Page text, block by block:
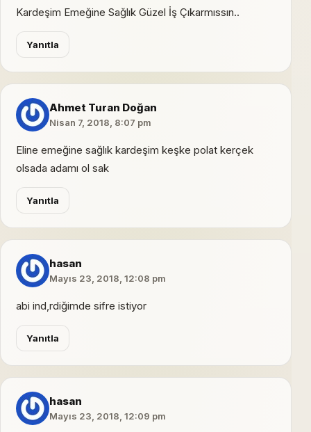
Kardeşim Emeğine Sağlık Güzel İş Çıkarmıssın..
Yanıtla
Ahmet Turan Doğan
Nisan 7, 2018, 8:07 pm
Eline emeğine sağlık kardeşim keşke polat kerçek
olsada adamı ol sak
Yanıtla
hasan
Mayıs 23, 2018, 12:08 pm
abi ind,rdiğimde sifre istiyor
Yanıtla
hasan
Mayıs 23, 2018, 12:09 pm